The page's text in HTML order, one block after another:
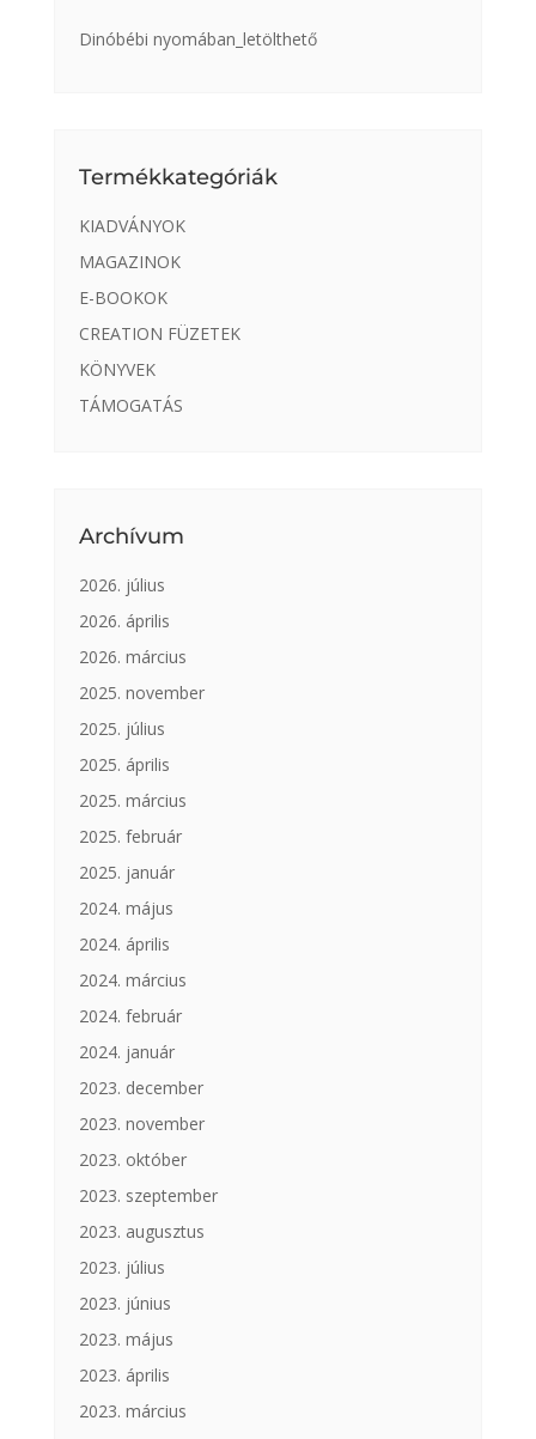
Dinóbébi nyomában_letölthető
Termékkategóriák
KIADVÁNYOK
MAGAZINOK
E-BOOKOK
CREATION FÜZETEK
KÖNYVEK
TÁMOGATÁS
Archívum
2026. július
2026. április
2026. március
2025. november
2025. július
2025. április
2025. március
2025. február
2025. január
2024. május
2024. április
2024. március
2024. február
2024. január
2023. december
2023. november
2023. október
2023. szeptember
2023. augusztus
2023. július
2023. június
2023. május
2023. április
2023. március